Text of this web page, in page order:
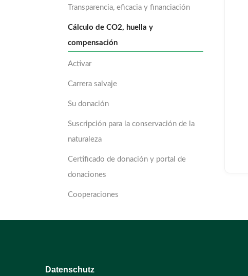
Transparencia, eficacia y financiación
Cálculo de CO2, huella y
compensación
Activar
Carrera salvaje
Su donación
Suscripción para la conservación de la
naturaleza
Certificado de donación y portal de
donaciones
Cooperaciones
Datenschutz